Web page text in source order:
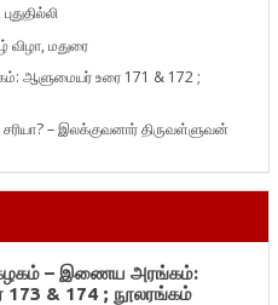
விழா, மதுரை
ஆளுமையர் உரை 171 & 172 ;
– இலக்குவனார் திருவள்ளுவன்
கழகம் – இணைய அரங்கம்:
& 174 ; நூலரங்கம்